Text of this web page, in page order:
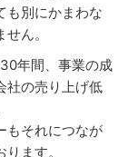
も別にかまわな
ん。
年間、事業の成
社の売り上げ低
もそれにつなが
ます。